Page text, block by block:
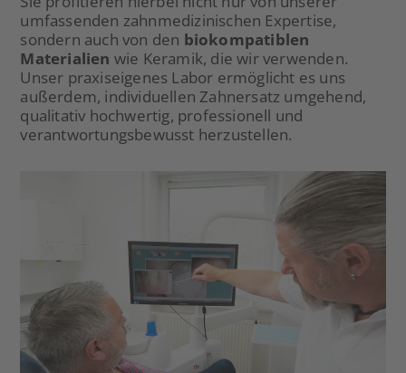
umfassenden zahnmedizinischen Expertise,
sondern auch von den biokompatiblen
Materialien wie Keramik, die wir verwenden.
Unser praxiseigenes Labor ermöglicht es uns
außerdem, individuellen Zahnersatz umgehend,
qualitativ hochwertig, professionell und
verantwortungsbewusst herzustellen.